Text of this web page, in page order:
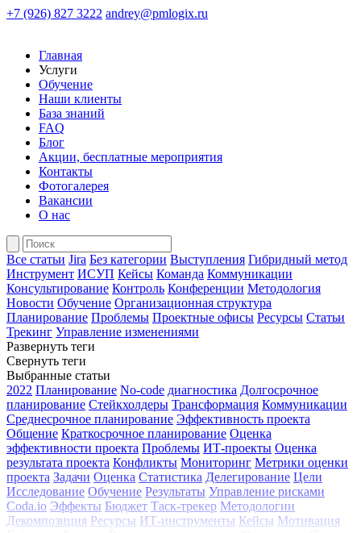
+7 (926) 827 3222 andrey@pmlogix.ru
Главная
Услуги
Обучение
Наши клиенты
База знаний
FAQ
Блог
Акции, бесплатные мероприятия
Контакты
Фотогалерея
Вакансии
О нас
Все статьи Jira Без категории Выступления Гибридный метод
Инструмент ИСУП Кейсы Команда Коммуникации
Консультирование Контроль Конференции Методология
Новости Обучение Организационная структура
Планирование Проблемы Проектные офисы Ресурсы Статьи
Трекинг Управление изменениями
Развернуть теги
Свернуть теги
Выбранные статьи
2022 Планирование No-code диагностика Долгосрочное
планирование Стейкхолдеры Трансформация Коммуникации
Среднесрочное планирование Эффективность проекта
Общение Краткосрочное планирование Оценка
эффективности проекта Проблемы ИТ-проекты Оценка
результата проекта Конфликты Мониторинг Метрики оценки
проекта Задачи Оценка Статистика Делегирование Цели
Исследование Обучение Результаты Управление рисками
Coda.io Эффекты Бюджет Таск-трекер Методологии
Декомпозиция Ресурсы ИТ-инструменты Кейсы Мотивация